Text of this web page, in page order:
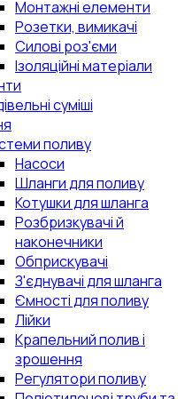
Монтажні елементи
Розетки, вимикачі
Силові роз'єми
Ізоляційні матеріали
суміші
поливу
Насоси
Шланги для поливу
Котушки для шланга
Розбризкувачі й
наконечники
Обприскувачі
З'єднувачі для шланга
Ємності для поливу
Лійки
Крапельний полив і
зрошення
Регулятори поливу